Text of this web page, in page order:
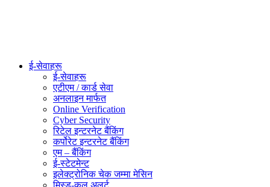
ई-सेवाहरू
ई-सेवाहरू
एटीएम / कार्ड सेवा
अनलाइन मार्फत
Online Verification
Cyber Security
रिटेल इन्टरनेट बैंकिंग
कर्पोरेट इन्टरनेट बैंकिंग
एम – बैंकिंग
ई-स्टेटमेन्ट
इलेक्ट्रोनिक चेक जम्मा मेसिन
मिस्ड-कल अलर्ट